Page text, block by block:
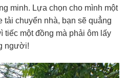
minh. Lựa chọn cho mình một
tải chuyển nhà, bạn sẽ quẳng
một đồng mà phải ôm lấy
người!